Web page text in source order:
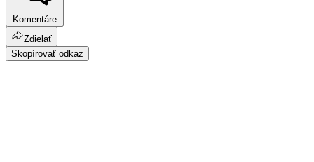
Komentáre
Zdielať
Skopírovať odkaz